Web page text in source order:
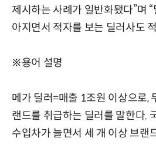
제시하는 사례가 일반화됐다”며
아지면서 적자를 보는 딜러사도
※용어 설명
메가 딜러=매출 1조원 이상으로,
랜드를 취급하는 딜러를 말한다.
수입차가 늘면서 세 개 이상 브랜